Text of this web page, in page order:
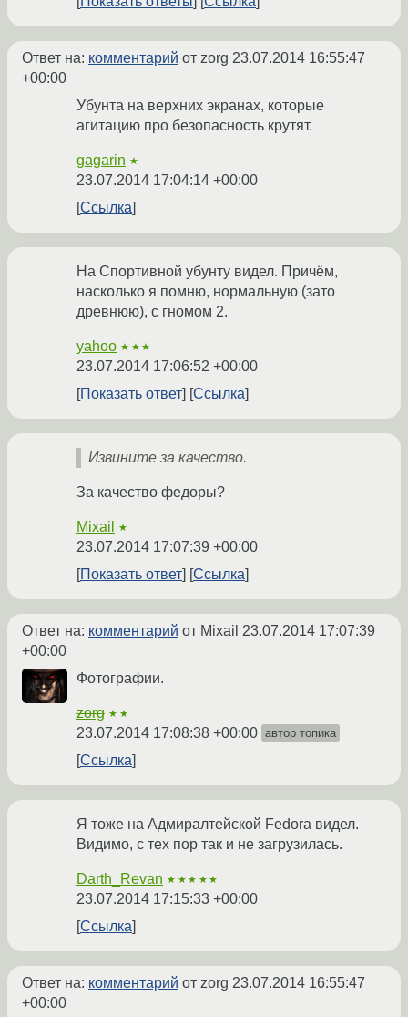
Ответ на: комментарий от zorg 23.07.2014 16:55:47
+00:00
Убунта на верхних экранах, которые
агитацию про безопасность крутят.
gagarin ★
23.07.2014 17:04:14 +00:00
Ссылка
На Спортивной убунту видел. Причём,
насколько я помню, нормальную (зато
древнюю), с гномом 2.
yahoo ★★★
23.07.2014 17:06:52 +00:00
Показать ответ
Ссылка
Извините за качество.
За качество федоры?
Mixail ★
23.07.2014 17:07:39 +00:00
Показать ответ
Ссылка
Ответ на: комментарий от Mixail 23.07.2014 17:07:39
+00:00
Фотографии.
zorg ★★
23.07.2014 17:08:38 +00:00 автор топика
Ссылка
Я тоже на Адмиралтейской Fedora видел.
Видимо, с тех пор так и не загрузилась.
Darth_Revan ★★★★★
23.07.2014 17:15:33 +00:00
Ссылка
Ответ на: комментарий от zorg 23.07.2014 16:55:47
+00:00